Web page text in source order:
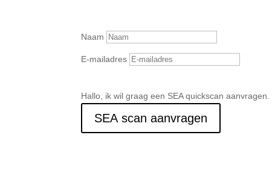
Naam
E-mailadres
Hallo, ik wil graag een SEA quickscan aanvragen.
SEA scan aanvragen